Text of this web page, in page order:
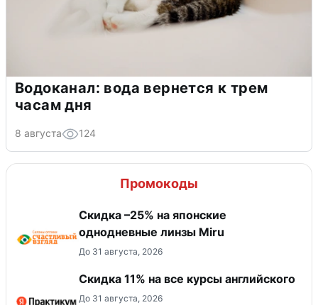
Водоканал: вода вернется к трем
часам дня
8 августа 124
Промокоды
Скидка –25% на японские
однодневные линзы Miru
До 31 августа, 2026
Скидка 11% на все курсы английского
До 31 августа, 2026